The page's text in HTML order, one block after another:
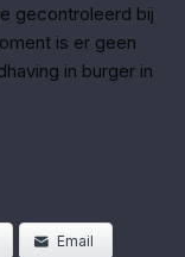
gecontroleerd bij
is er geen
in burger in
Email